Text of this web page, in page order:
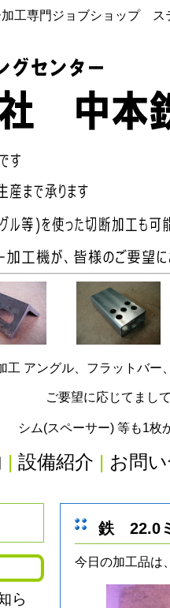
加工専門ジョブショッ
工 アングル、フラットバ
ご要望に応じてまし
シム(スペーサー) 等も1枚
| 設備紹介 | お問
鉄 22.0
今日の加工品は
ら